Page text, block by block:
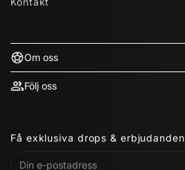
Om oss
Följ oss
Få exklusiva drops & erbjudanden